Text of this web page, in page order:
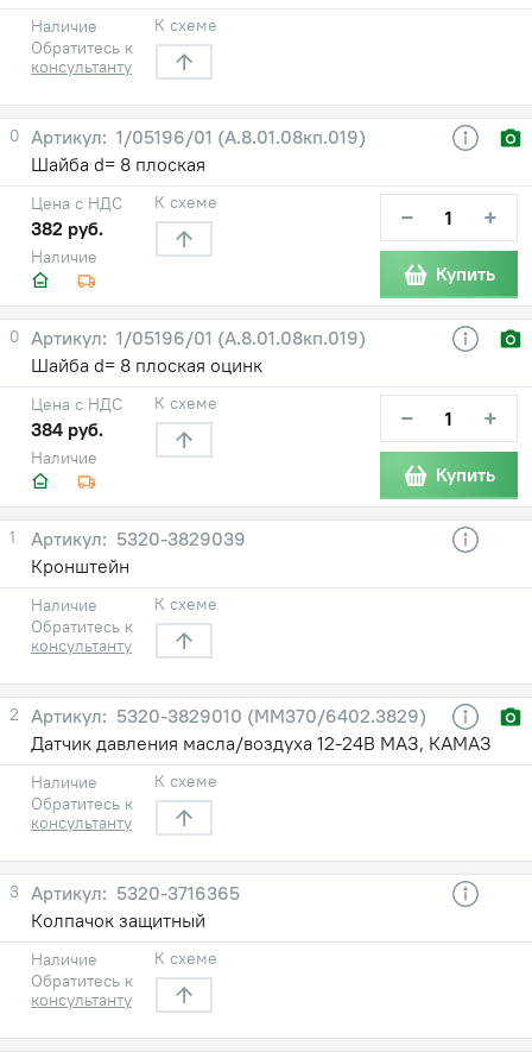
Наличие
Обратитесь к
консультанту
К схеме
0
1/05196/01 (А.8.01.08кп.019)
Шайба d= 8 плоская
Наличие
Цена с НДС
382 руб.
К схеме − +
Купить
0
1/05196/01 (А.8.01.08кп.019)
Шайба d= 8 плоская оцинк
Наличие
Цена с НДС
384 руб.
К схеме − +
Купить
1
5320-3829039
Кронштейн
Наличие
Обратитесь к
консультанту
К схеме
2
5320-3829010 (ММ370/6402.3829)
Датчик давления масла/воздуха 12-24В МАЗ, КАМАЗ
Наличие
Обратитесь к
консультанту
К схеме
3
5320-3716365
Колпачок защитный
Наличие
Обратитесь к
консультанту
К схеме